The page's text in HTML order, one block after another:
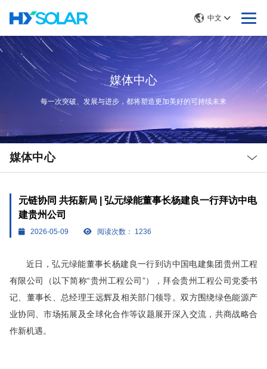
中文
媒体中心
每一次突破、发展与进步，都将塑造更加美好的可持续未来
媒体中心
Nav
Open
Menu
元链协同 共拓新局 | 弘元绿能董事长杨建良一行拜访中电
建贵州公司
2026-05-09 阅读次数： 1236
近日，弘元绿能董事长杨建良一行到访中国电建集团贵州工程
有限公司（以下简称“贵州工程公司”），拜会贵州工程公司党委书
记、董事长、总经理王远辉及相关部门领导。双方围绕绿色能源产
业协同、市场拓展及全球化合作等议题展开深入交流，共商战略合
作新机遇。